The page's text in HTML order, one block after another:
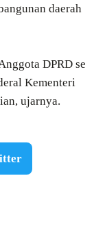
daerah
DPRD se
Kementeri
ujarnya.